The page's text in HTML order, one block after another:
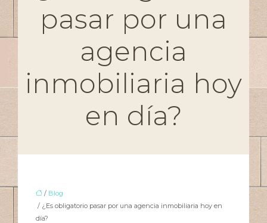
pasar por una
agencia
inmobiliaria hoy
en día?
/ Blog
/ ¿Es obligatorio pasar por una agencia inmobiliaria hoy en
día?